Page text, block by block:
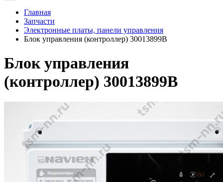
Главная
Запчасти
Электронные платы, панели управления
Блок управления (контроллер) 30013899B
Блок управления
(контроллер) 30013899B